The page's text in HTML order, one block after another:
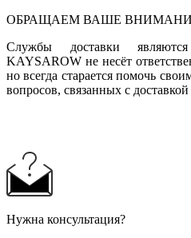
ОБРАЩАЕМ ВАШЕ
Службы доставки
KAYSAROW не несёт
но всегда старается помочь
вопросов, связанных с доставкой
Нужна консультация?